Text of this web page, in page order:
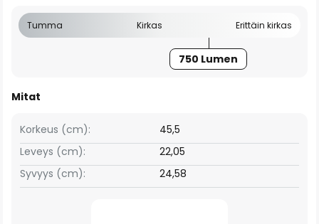
Tumma Kirkas Erittäin kirkas
750 Lumen
Mitat
Leveys (cm): 22,05
Korkeus (cm): 45,5
Syvyys (cm): 24,58